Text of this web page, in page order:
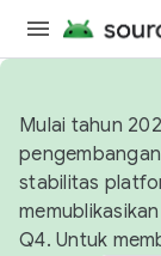
Mulai tahun
stabilitas
Q4. Untuk